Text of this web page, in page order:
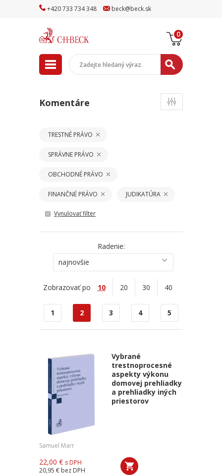
+420733 734348 beck@beck.sk
0
Komentáre
TRESTNÉ PRÁVO
SPRÁVNE PRÁVO
OBCHODNÉ PRÁVO
FINANČNÉ PRÁVO JUDIKATÚRA
Vynulovať filter
Radenie:
najnovšie
Zobrazovať po 10 20 30 40
1 2 3 4 5
Vybrané
trestnoprocesné
aspekty výkonu
domovej prehliadky
a prehliadky iných
priestorov
Samuel Marr
22,00 € s DPH
20,95 € bez DPH